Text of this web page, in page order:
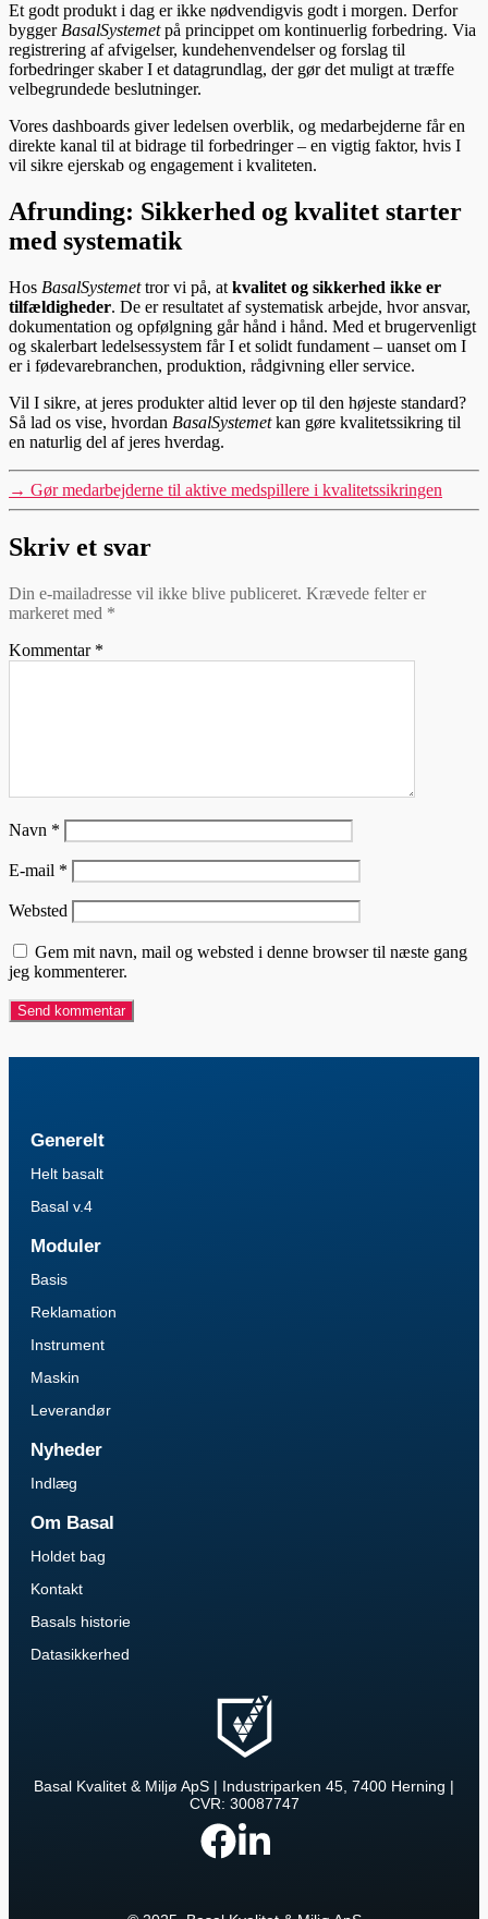
Et godt produkt i dag er ikke nødvendigvis godt i morgen. Derfor
bygger BasalSystemetpå princippet om kontinuerlig forbedring. Via
registrering af afvigelser, kundehenvendelser og forslag til
forbedringer skaber I et datagrundlag, der gør det muligt at træffe
velbegrundede beslutninger.
Vores dashboards giver ledelsen overblik, og medarbejderne får en
direkte kanal til at bidrage til forbedringer – en vigtig faktor, hvis I
vil sikre ejerskab og engagement i kvaliteten.
Afrunding: Sikkerhed og kvalitet starter
med systematik
Hos BasalSystemettror vi på, at kvalitet og sikkerhed ikke er
tilfældigheder. De er resultatet af systematisk arbejde, hvor ansvar,
dokumentation og opfølgning går hånd i hånd. Med et brugervenligt
og skalerbart ledelsessystem får I et solidt fundament – uanset om I
er i fødevarebranchen, produktion, rådgivning eller service.
Vil I sikre, at jeres produkter altid lever op til den højeste standard?
Så lad os vise, hvordan BasalSystemetkan gøre kvalitetssikring til
en naturlig del af jeres hverdag.
→ Gør medarbejderne til aktive medspillere i kvalitetssikringen
Skriv et svar
Din e-mailadresse vil ikke blive publiceret. Krævede felter er
markeret med *
Kommentar *
Navn *
E-mail *
Websted
Gem mit navn, mail og websted i denne browser til næste gang
jeg kommenterer.
Generelt
Helt basalt
Basal v.4
Moduler
Basis
Reklamation
Instrument
Maskin
Leverandør
Nyheder
Indlæg
Om Basal
Holdet bag
Kontakt
Basals historie
Datasikkerhed
Basal Kvalitet & Miljø ApS | Industriparken 45, 7400 Herning |
CVR: 30087747